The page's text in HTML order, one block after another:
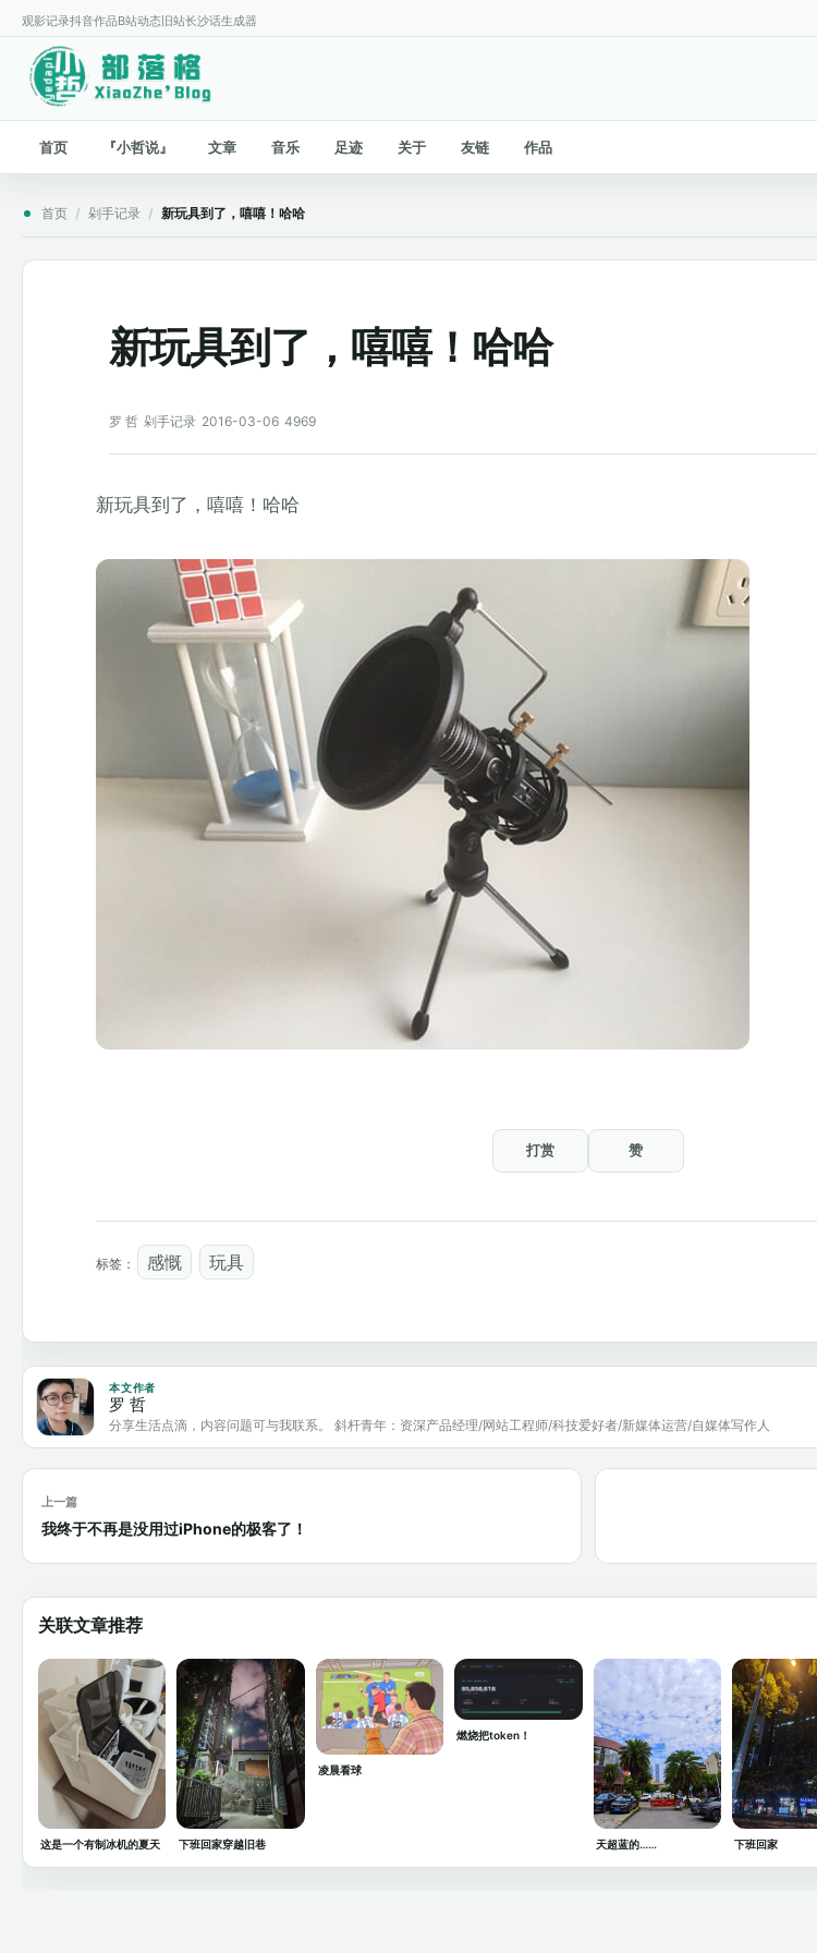
观影记录抖音作品B站动态 旧站长沙话生成器
首页 『小哲说』 文章 音乐 足迹 关于 友链 作品
首页 / 剁手记录 / 新玩具到了，嘻嘻！哈哈
新玩具到了，嘻嘻！哈哈
罗 哲 剁手记录 2016-03-06 4969
新玩具到了，嘻嘻！哈哈
打赏 赞
标签： 感慨 玩具
本文作者
罗 哲
分享生活点滴，内容问题可与我联系。 斜杆青年：资深产品经理/网站工程师/科技爱好者/新媒体运营/自媒体写作人
上一篇
我终于不再是没用过iPhone的极客了！
关联文章推荐
这是一个有制冰机的夏天 下班回家穿越旧巷
凌晨看球
燃烧把token！
天超蓝的…… 下班回家